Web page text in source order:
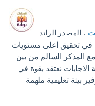
، المصدر الرائد
في تحقيق أعلى مستويات
المذكر السالم من بين
الاجابات نعتقد بقوة في
بيئة تعليمية ملهمة